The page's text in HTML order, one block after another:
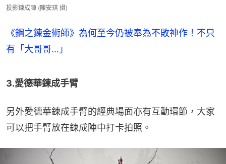
投影鍊成陣 (陳安琪 攝)
《鋼之鍊金術師》為何至今仍被奉為不敗神作！不只
有「大哥哥…」
3.愛德華鍊成手臂
另外愛德華鍊成手臂的經典場面亦有互動環節，大家
可以把手臂放在鍊成陣中打卡拍照。